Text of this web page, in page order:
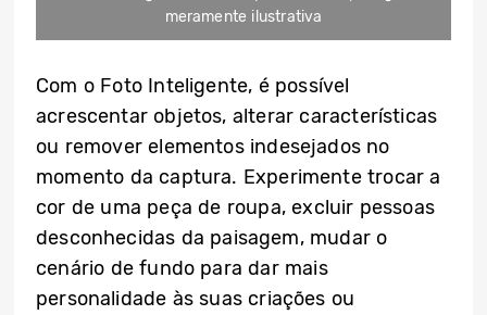
meramente ilustrativa
Com o Foto Inteligente, é possível
acrescentar objetos, alterar características
ou remover elementos indesejados no
momento da captura. Experimente trocar a
cor de uma peça de roupa, excluir pessoas
desconhecidas da paisagem, mudar o
cenário de fundo para dar mais
personalidade às suas criações ou